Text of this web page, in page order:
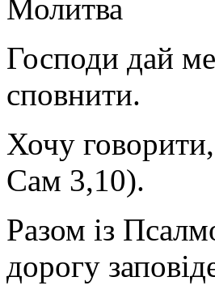
Молитва
Господи дай
сповнити.
Хочу
Сам 3,10).
Разом із
дорогу